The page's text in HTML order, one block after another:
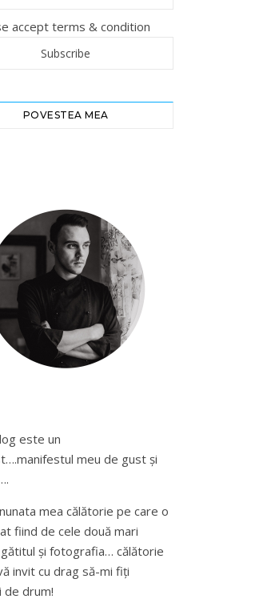
accept terms & condition
POVESTEA MEA
este un
meu de gust și
mea călătorie pe care o
fiind de cele două mari
gătitul și fotografia… călătorie
invit cu drag să-mi fiți
de drum!